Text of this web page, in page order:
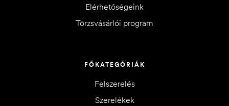
Elérhetőségeink
Törzsvásárlói program
FŐKATEGÓRIÁK
Felszerelés
Szerelékek